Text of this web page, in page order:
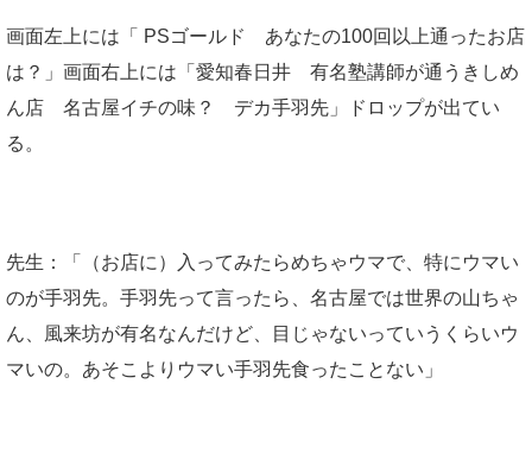
画面左上には「 PSゴールド あなたの100回以上通ったお店
は？」画面右上には「愛知春日井 有名塾講師が通うきしめ
ん店 名古屋イチの味？ デカ手羽先」ドロップが出てい
る。
先生：「（お店に）入ってみたらめちゃウマで、特にウマい
のが手羽先。手羽先って言ったら、名古屋では世界の山ちゃ
ん、風来坊が有名なんだけど、目じゃないっていうくらいウ
マいの。あそこよりウマい手羽先食ったことない」